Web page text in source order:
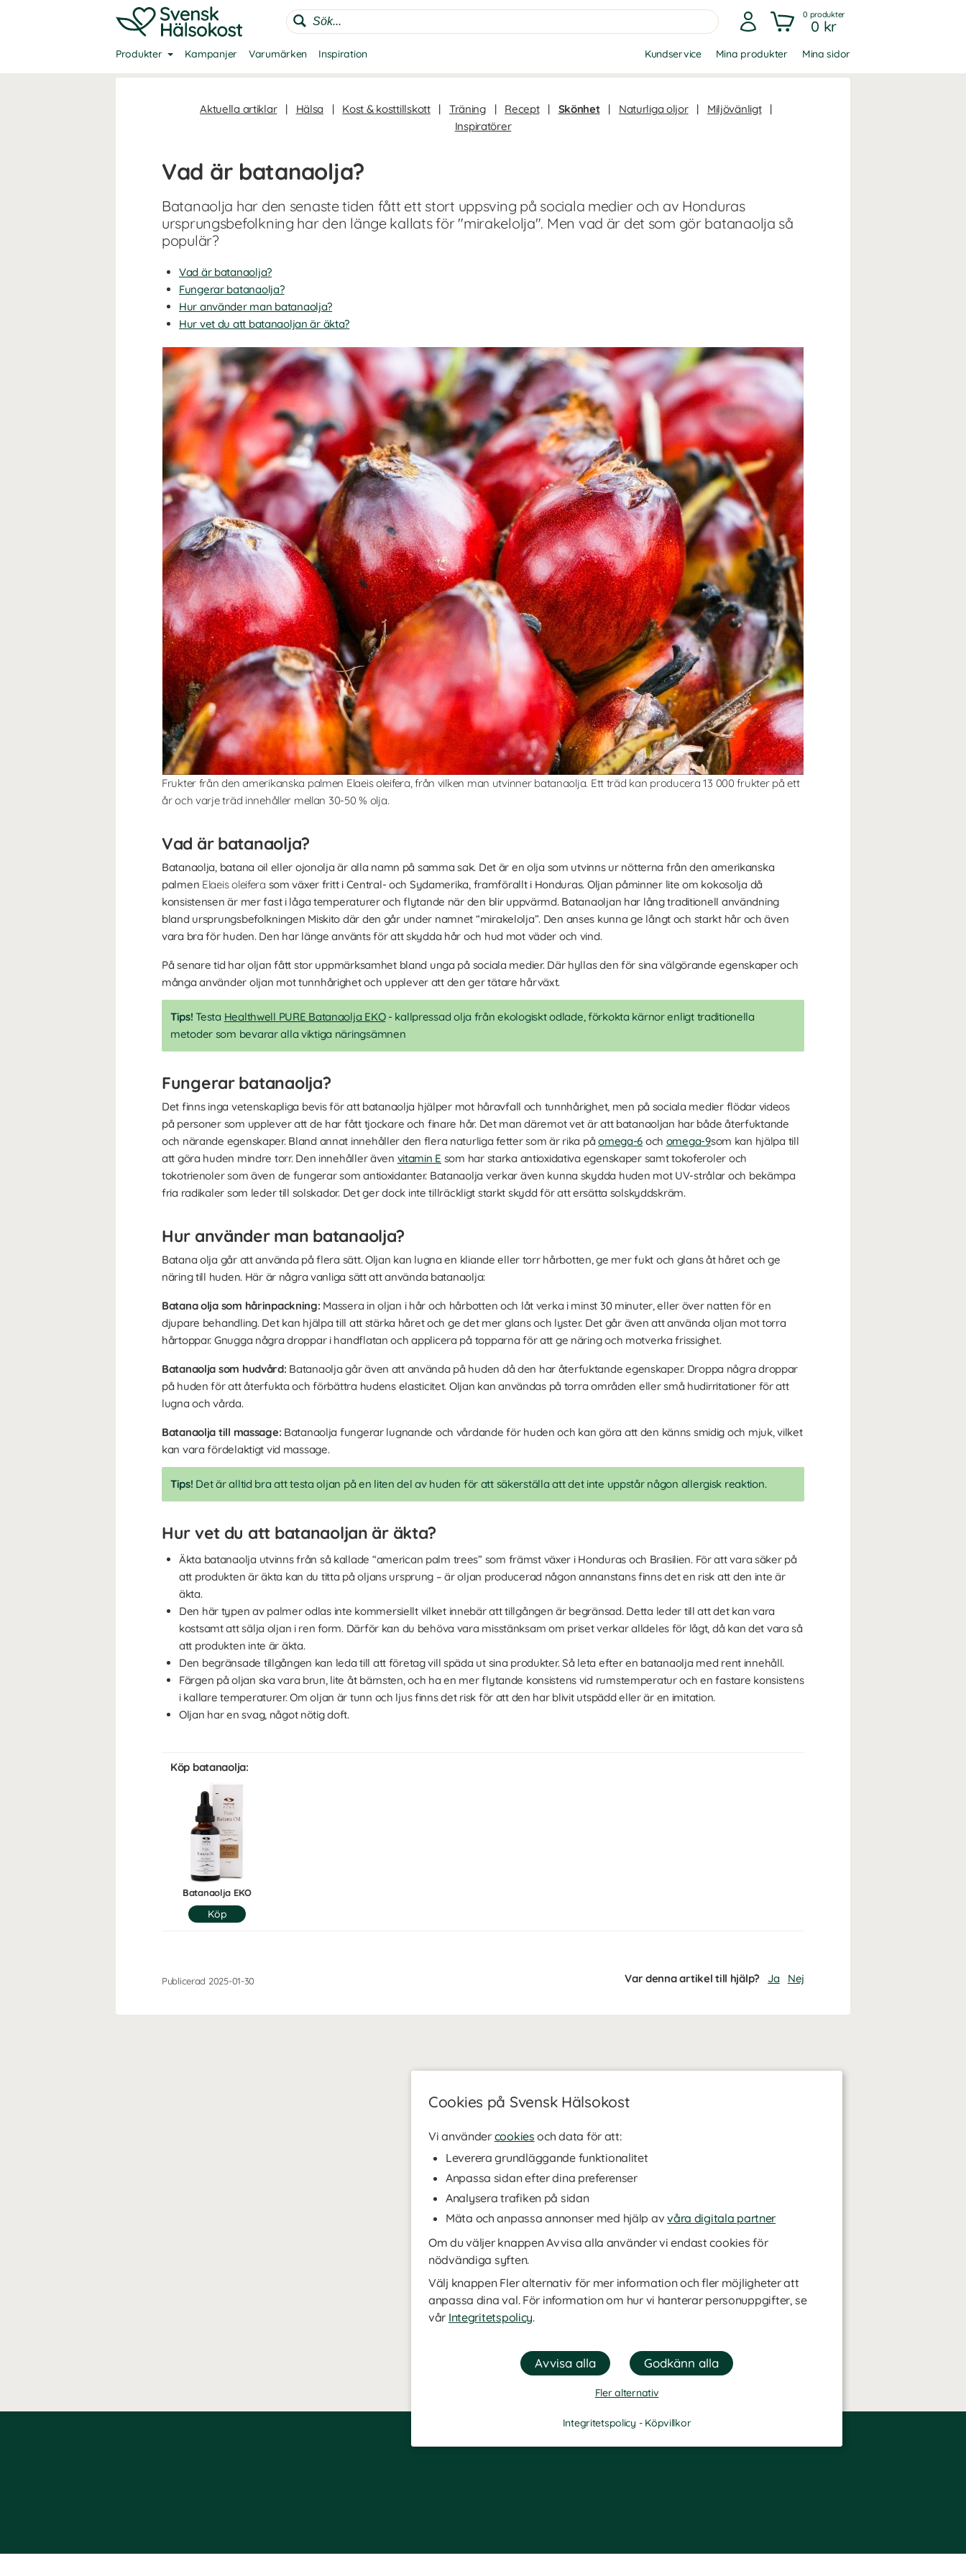
Cookies på Svensk Hälsokost
Vi använder cookies och data för att:
Leverera grundläggande funktionalitet
Anpassa sidan efter dina preferenser
Analysera trafiken på sidan
Mäta och anpassa annonser med hjälp avvåra digitala partner
Om du väljer knappen Avvisa alla använder vi endast cookies för
nödvändiga syften.
Välj knappen Fler alternativ för mer information och fler möjligheter att
anpassa dina val. För information om hur vi hanterar personuppgifter, se
vår Integritetspolicy.
Fler alternativ
Integritetspolicy - Köpvillkor
0 produkter
0 kr
Produkter Kampanjer Varumärken Inspiration Kundservice Mina produkter Mina sidor
Aktuella artiklar | Hälsa | Kost & kosttillskott | Träning | Recept | Skönhet | Naturliga oljor | Miljövänligt
|
Inspiratörer
Vad är batanaolja?
Batanaolja har den senaste tiden fått ett stort uppsving på sociala medier och av Honduras
ursprungsbefolkning har den länge kallats för "mirakelolja". Men vad är det som gör batanaolja så
populär?
Vad är batanaolja?
Fungerar batanaolja?
Hur använder man batanaolja?
Hur vet du att batanaoljan är äkta?
Frukter från den amerikanska palmen Elaeis oleifera, från vilken man utvinner batanaolja. Ett träd kan producera 13 000 frukter på ett
år och varje träd innehåller mellan 30-50 % olja.
Vad är batanaolja?
Batanaolja, batana oil eller ojonolja är alla namn på samma sak. Det är en olja som utvinns ur nötterna från den amerikanska
palmen Elaeis oleifera som växer fritt i Central- och Sydamerika, framförallt i Honduras. Oljan påminner lite om kokosolja då
konsistensen är mer fast i låga temperaturer och flytande när den blir uppvärmd. Batanaoljan har lång traditionell användning
bland ursprungsbefolkningen Miskito där den går under namnet “mirakelolja”. Den anses kunna ge långt och starkt hår och även
vara bra för huden. Den har länge använts för att skydda hår och hud mot väder och vind.
På senare tid har oljan fått stor uppmärksamhet bland unga på sociala medier. Där hyllas den för sina välgörande egenskaper och
många använder oljan mot tunnhårighet och upplever att den ger tätare hårväxt.
Tips! Testa Healthwell PURE Batanaolja EKO- kallpressad olja från ekologiskt odlade, förkokta kärnor enligt traditionella
metoder som bevarar alla viktiga näringsämnen
Fungerar batanaolja?
Det finns inga vetenskapliga bevis för att batanaolja hjälper mot håravfall och tunnhårighet, men på sociala medier flödar videos
på personer som upplever att de har fått tjockare och finare hår. Det man däremot vet är att batanaoljan har både återfuktande
och närande egenskaper. Bland annat innehåller den flera naturliga fetter som är rika påomega-6 och omega-9som kan hjälpa till
att göra huden mindre torr. Den innehåller även vitamin E som har starka antioxidativa egenskaper samt tokoferoler och
tokotrienoler som även de fungerar som antioxidanter. Batanaolja verkar även kunna skydda huden mot UV-strålar och bekämpa
fria radikaler som leder till solskador. Det ger dock inte tillräckligt starkt skydd för att ersätta solskyddskräm.
Hur använder man batanaolja?
Batana olja går att använda på flera sätt. Oljan kan lugna en kliande eller torr hårbotten, ge mer fukt och glans åt håret och ge
näring till huden. Här är några vanliga sätt att använda batanaolja:
Batana olja som hårinpackning: Massera in oljan i hår och hårbotten och låt verka i minst 30 minuter, eller över natten för en
djupare behandling. Det kan hjälpa till att stärka håret och ge det mer glans och lyster. Det går även att använda oljan mot torra
hårtoppar. Gnugga några droppar i handflatan och applicera på topparna för att ge näring och motverka frissighet.
Batanaolja som hudvård: Batanaolja går även att använda på huden då den har återfuktande egenskaper. Droppa några droppar
på huden för att återfukta och förbättra hudens elasticitet. Oljan kan användas på torra områden eller små hudirritationer för att
lugna och vårda.
Batanaolja till massage: Batanaolja fungerar lugnande och vårdande för huden och kan göra att den känns smidig och mjuk, vilket
kan vara fördelaktigt vid massage.
Tips! Det är alltid bra att testa oljan på en liten del av huden för att säkerställa att det inte uppstår någon allergisk reaktion.
Hur vet du att batanaoljan är äkta?
Äkta batanaolja utvinns från så kallade “american palm trees” som främst växer i Honduras och Brasilien. För att vara säker på
att produkten är äkta kan du titta på oljans ursprung – är oljan producerad någon annanstans finns det en risk att den inte är
äkta.
Den här typen av palmer odlas inte kommersiellt vilket innebär att tillgången är begränsad. Detta leder till att det kan vara
kostsamt att sälja oljan i ren form. Därför kan du behöva vara misstänksam om priset verkar alldeles för lågt, då kan det vara så
att produkten inte är äkta.
Den begränsade tillgången kan leda till att företag vill späda ut sina produkter. Så leta efter en batanaolja med rent innehåll.
Färgen på oljan ska vara brun, lite åt bärnsten, och ha en mer flytande konsistens vid rumstemperatur och en fastare konsistens
i kallare temperaturer. Om oljan är tunn och ljus finns det risk för att den har blivit utspädd eller är en imitation.
Oljan har en svag, något nötig doft.
Köp batanaolja:
Batanaolja EKO
Publicerad 2025-01-30 Var denna artikel till hjälp? Ja Nej